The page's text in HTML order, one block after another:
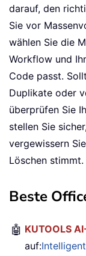
darauf, den
Sie vor
wählen Sie die
Workflow und
Code passt.
Duplikate oder
überprüfen Sie
stellen Sie
vergewissern
Löschen stimmt.
Beste
🤖 KUTOOLS
auf: